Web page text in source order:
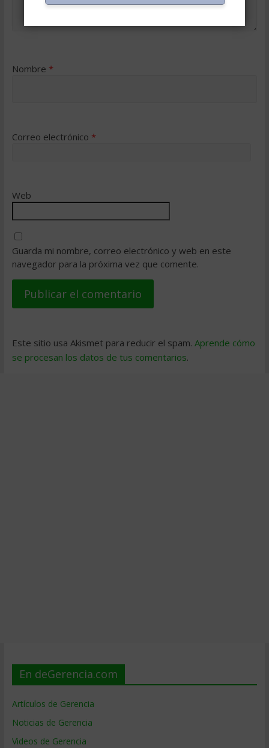
Nombre *
Correo electrónico *
Web
Guarda mi nombre, correo electrónico y web en este
navegador para la próxima vez que comente.
Este sitio usa Akismet para reducir el spam. Aprende cómo
se procesan los datos de tus comentarios.
En deGerencia.com
Artículos de Gerencia
Noticias de Gerencia
Videos de Gerencia